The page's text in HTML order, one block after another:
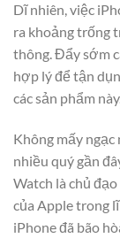
Dĩ nhiên, việc
ra khoảng trống
thông. Đẩy sớm
hợp lý để tận
các sản phẩm
Không mấy ngạc
nhiều quý gần
Watch là chủ
của Apple trong
iPhone đã bão